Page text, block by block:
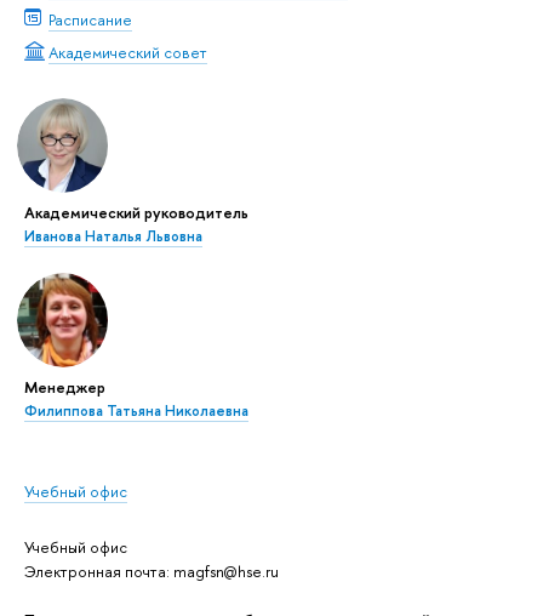
Расписание
Академический совет
Академический руководитель
Иванова Наталья Львовна
Менеджер
Филиппова Татьяна Николаевна
Учебный офис
Учебный офис
Электронная почта: magfsn@hse.ru